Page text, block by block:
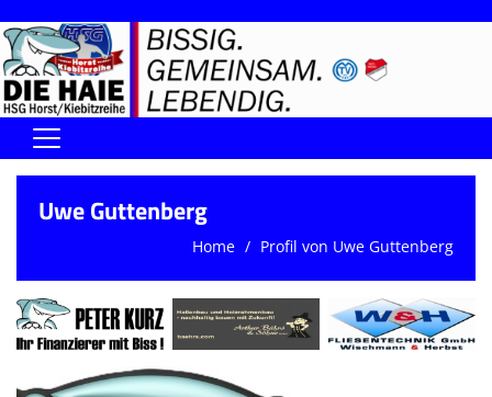
Home
Handball-Förderverein der Haie
Kontaktformular
UNSERE SPORTHALLEN
Uwe Guttenberg
Home Profil von Uwe Guttenberg